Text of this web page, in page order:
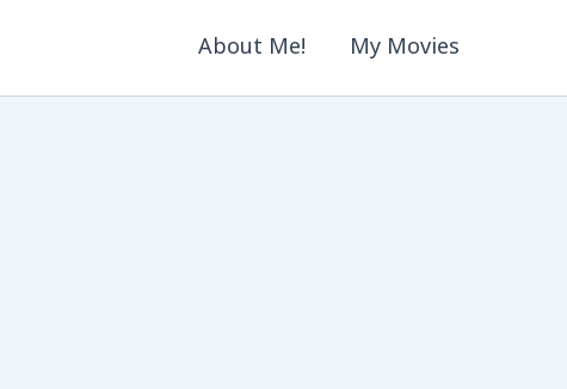
About Me! My Movies